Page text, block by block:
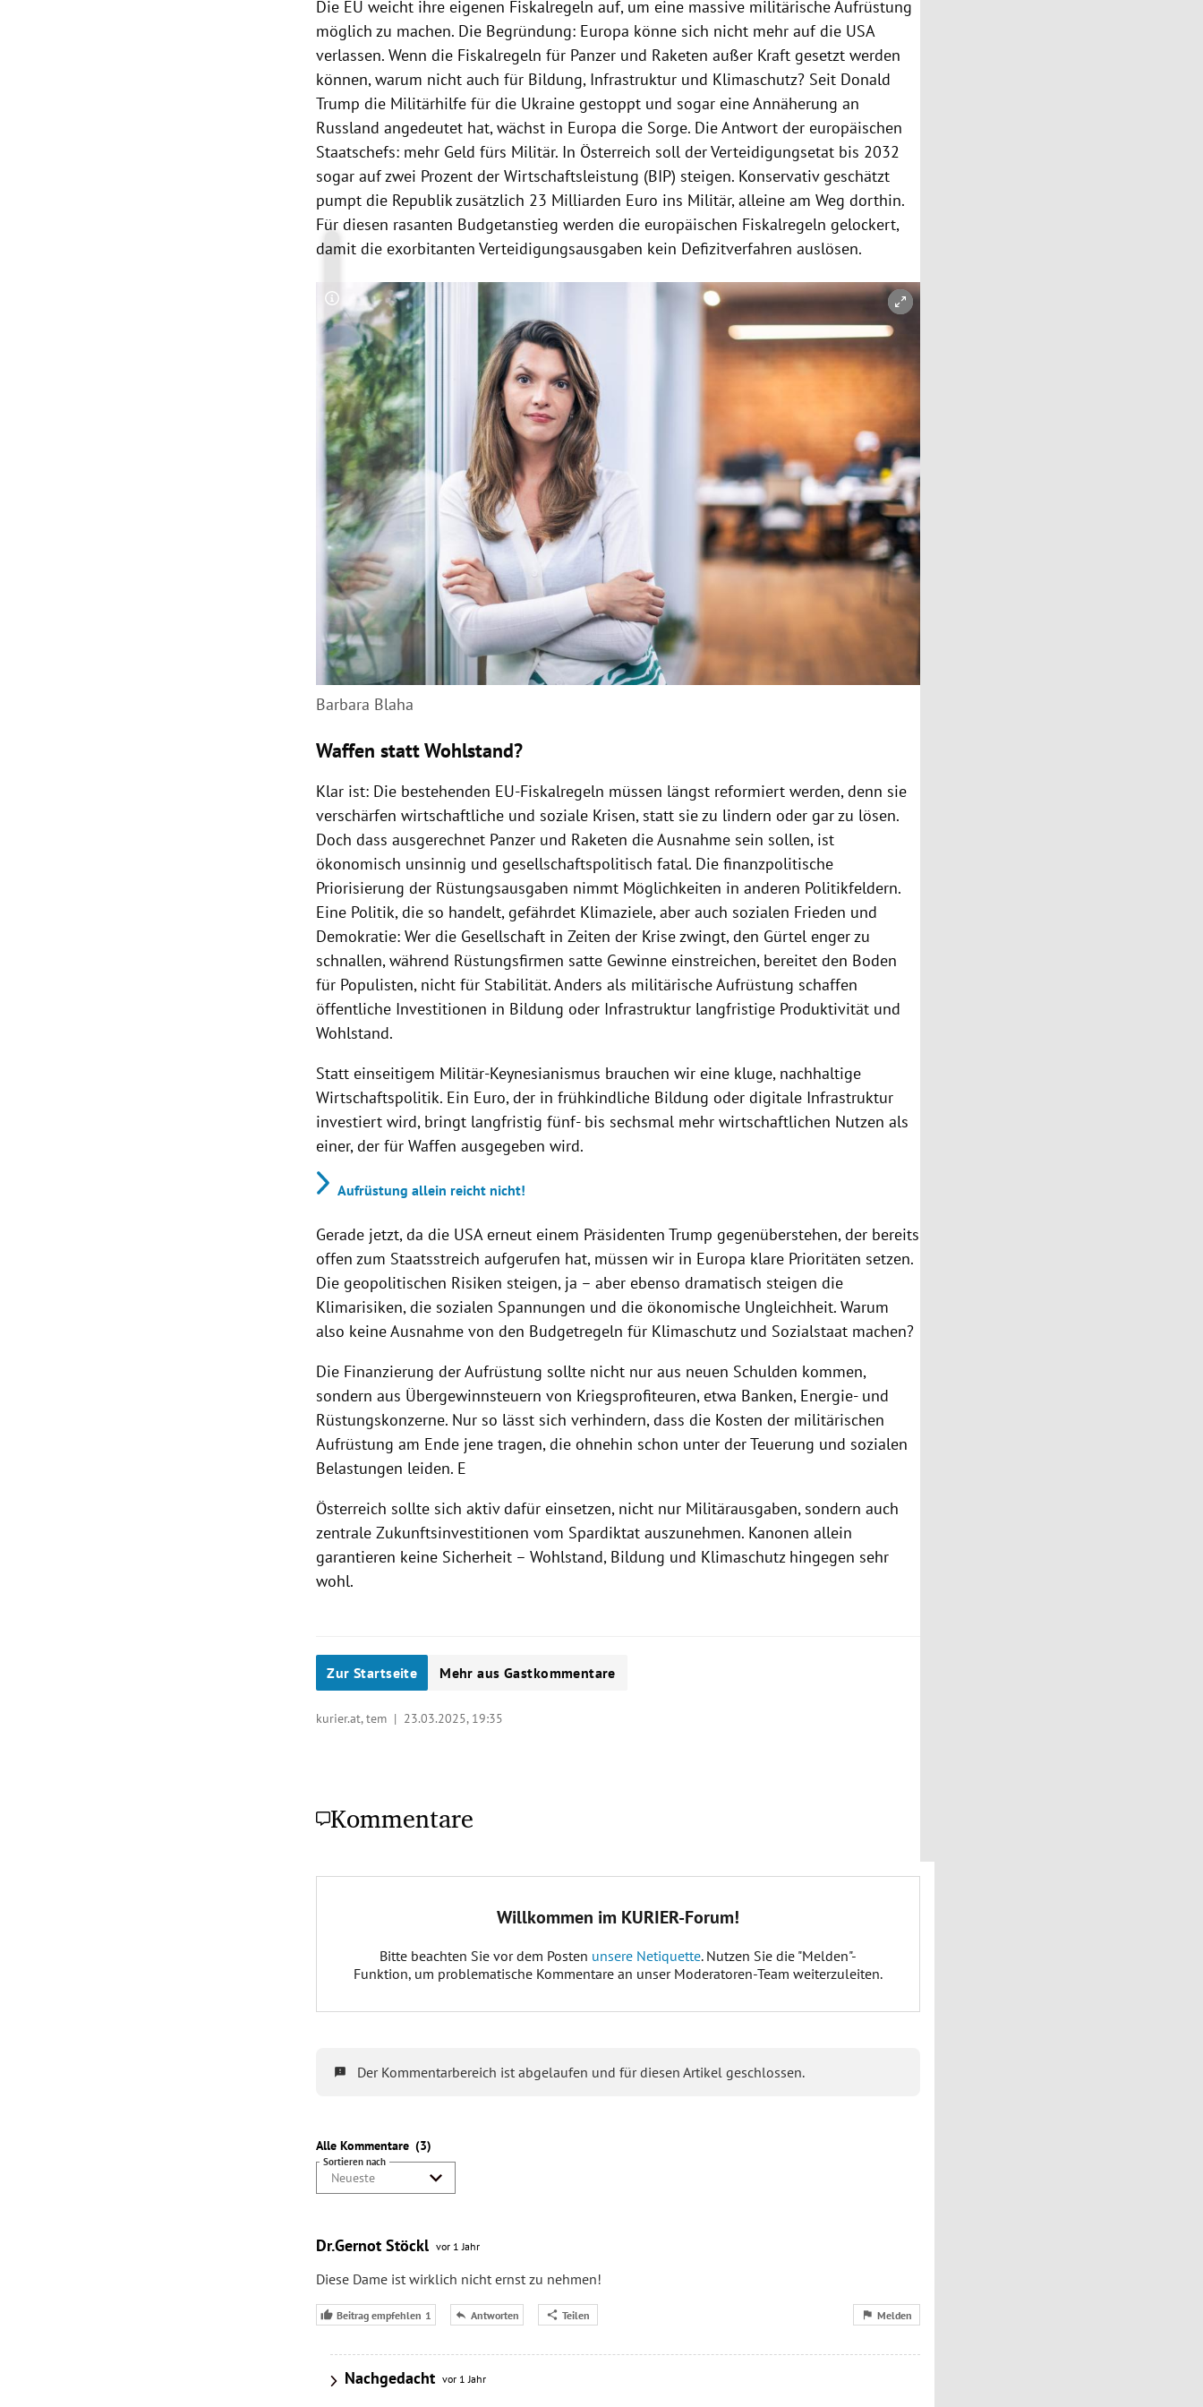
Die EU weicht ihre eigenen Fiskalregeln auf, um eine massive militärische Aufrüstung
möglich zu machen. Die Begründung: Europa könne sich nicht mehr auf die USA
verlassen. Wenn die Fiskalregeln für Panzer und Raketen außer Kraft gesetzt werden
können, warum nicht auch für Bildung, Infrastruktur und Klimaschutz? Seit Donald
Trump die Militärhilfe für die Ukraine gestoppt und sogar eine Annäherung an
Russland angedeutet hat, wächst in Europa die Sorge. Die Antwort der europäischen
Staatschefs: mehr Geld fürs Militär. In Österreich soll der Verteidigungsetat bis 2032
sogar auf zwei Prozent der Wirtschaftsleistung (BIP) steigen. Konservativ geschätzt
pumpt die Republik zusätzlich 23 Milliarden Euro ins Militär, alleine am Weg dorthin.
Für diesen rasanten Budgetanstieg werden die europäischen Fiskalregeln gelockert,
damit die exorbitanten Verteidigungsausgaben kein Defizitverfahren auslösen.
Copyright-Hinweis öffnen/schließen
Barbara Blaha
Waffen statt Wohlstand?
Klar ist: Die bestehenden EU-Fiskalregeln müssen längst reformiert werden, denn sie
verschärfen wirtschaftliche und soziale Krisen, statt sie zu lindern oder gar zu lösen.
Doch dass ausgerechnet Panzer und Raketen die Ausnahme sein sollen, ist
ökonomisch unsinnig und gesellschaftspolitisch fatal. Die finanzpolitische
Priorisierung der Rüstungsausgaben nimmt Möglichkeiten in anderen Politikfeldern.
Eine Politik, die so handelt, gefährdet Klimaziele, aber auch sozialen Frieden und
Demokratie: Wer die Gesellschaft in Zeiten der Krise zwingt, den Gürtel enger zu
schnallen, während Rüstungsfirmen satte Gewinne einstreichen, bereitet den Boden
für Populisten, nicht für Stabilität. Anders als militärische Aufrüstung schaffen
öffentliche Investitionen in Bildung oder Infrastruktur langfristige Produktivität und
Wohlstand.
Statt einseitigem Militär-Keynesianismus brauchen wir eine kluge, nachhaltige
Wirtschaftspolitik. Ein Euro, der in frühkindliche Bildung oder digitale Infrastruktur
investiert wird, bringt langfristig fünf- bis sechsmal mehr wirtschaftlichen Nutzen als
einer, der für Waffen ausgegeben wird.
Aufrüstung allein reicht nicht!
Gerade jetzt, da die USA erneut einem Präsidenten Trump gegenüberstehen, der bereits
offen zum Staatsstreich aufgerufen hat, müssen wir in Europa klare Prioritäten setzen.
Die geopolitischen Risiken steigen, ja – aber ebenso dramatisch steigen die
Klimarisiken, die sozialen Spannungen und die ökonomische Ungleichheit. Warum
also keine Ausnahme von den Budgetregeln für Klimaschutz und Sozialstaat machen?
Die Finanzierung der Aufrüstung sollte nicht nur aus neuen Schulden kommen,
sondern aus Übergewinnsteuern von Kriegsprofiteuren, etwa Banken, Energie- und
Rüstungskonzerne. Nur so lässt sich verhindern, dass die Kosten der militärischen
Aufrüstung am Ende jene tragen, die ohnehin schon unter der Teuerung und sozialen
Belastungen leiden. E
Österreich sollte sich aktiv dafür einsetzen, nicht nur Militärausgaben, sondern auch
zentrale Zukunftsinvestitionen vom Spardiktat auszunehmen. Kanonen allein
garantieren keine Sicherheit – Wohlstand, Bildung und Klimaschutz hingegen sehr
wohl.
Zur Startseite Mehr aus Gastkommentare
kurier.at, tem | 23.03.2025, 19:35
Kommentare